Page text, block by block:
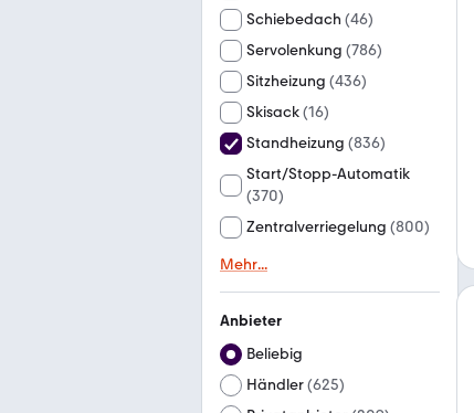
Schiebedach (46)
Servolenkung (786)
Sitzheizung (436)
Skisack(16)
Standheizung (836)
Start/Stopp-Automatik
(370)
Zentralverriegelung (800)
Mehr...
Anbieter
Beliebig
Händler(625)